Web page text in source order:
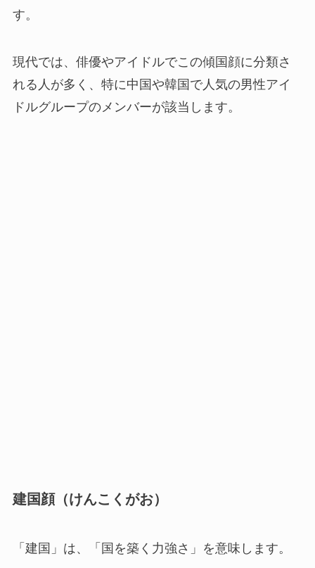
す。
現代では、俳優やアイドルでこの傾国顔に分類さ
れる人が多く、特に中国や韓国で人気の男性アイ
ドルグループのメンバーが該当します。
建国顔（けんこくがお）
「建国」は、「国を築く力強さ」を意味します。